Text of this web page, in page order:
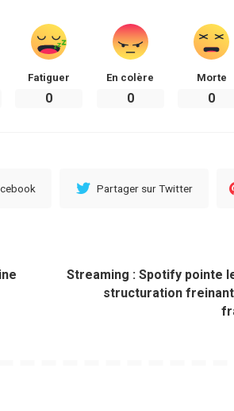
Fatiguer
0
En colère
0
Morte
0
Partager sur Twitter
Streaming : Spotify pointe
structuration